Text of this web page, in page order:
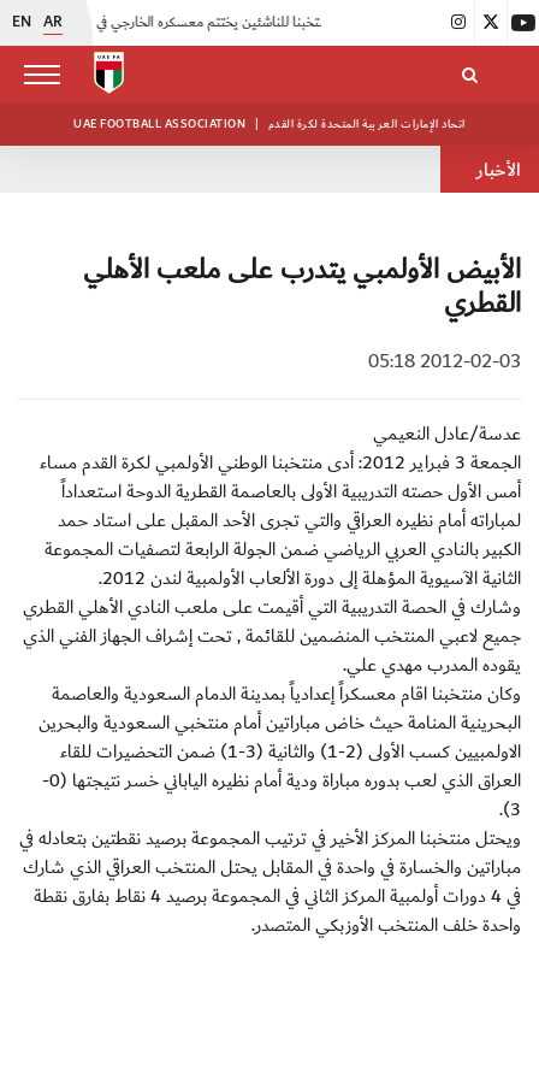
EN AR
اتحاد الكرة يُنظم ورشة عمل للمراقبين المعتمدين
UAE FOOTBALL ASSOCIATION | اتحاد الإمارات العربية المتحدة لكرة القدم
الأخبار
الأبيض الأولمبي يتدرب على ملعب الأهلي
القطري
2012-02-03 05:18
عدسة/عادل النعيمي
الجمعة 3 فبراير 2012: أدى منتخبنا الوطني الأولمبي لكرة القدم مساء
أمس الأول حصته التدريبية الأولى بالعاصمة القطرية الدوحة استعداداً
لمباراته أمام نظيره العراقي والتي تجرى الأحد المقبل على استاد حمد
الكبير بالنادي العربي الرياضي ضمن الجولة الرابعة لتصفيات المجموعة
الثانية الآسيوية المؤهلة إلى دورة الألعاب الأولمبية لندن 2012.
وشارك في الحصة التدريبية التي أقيمت على ملعب النادي الأهلي القطري
جميع لاعبي المنتخب المنضمين للقائمة , تحت إشراف الجهاز الفني الذي
يقوده المدرب مهدي علي.
وكان منتخبنا اقام معسكراً إعدادياً بمدينة الدمام السعودية والعاصمة
البحرينية المنامة حيث خاض مباراتين أمام منتخبي السعودية والبحرين
الاولمبيين كسب الأولى (2-1) والثانية (3-1) ضمن التحضيرات للقاء
العراق الذي لعب بدوره مباراة ودية أمام نظيره الياباني خسر نتيجتها (0-
3).
ويحتل منتخبنا المركز الأخير في ترتيب المجموعة برصيد نقطتين بتعادله في
مباراتين والخسارة في واحدة في المقابل يحتل المنتخب العراقي الذي شارك
في 4 دورات أولمبية المركز الثاني في المجموعة برصيد 4 نقاط بفارق نقطة
واحدة خلف المنتخب الأوزبكي المتصدر.